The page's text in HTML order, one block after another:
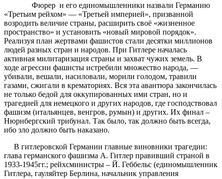
Фюрер и его единомышленники назвали Германию
«Третьим рейхом» — «Третьей империей», призванной
возродить величие страны, расширить своё «жизненное
пространство» и установить «новый мировой порядок».
Реализуя план жертвами фашистов стали десятки миллионов
людей разных стран и народов. При Гитлере началась
активная милитаризация страны и захват чужих земель. В
ходе агрессии фашисты истребили множество народа, —
убивали, вешали, насиловали, морили голодом, травили
газами, сжигали в крематориях. Вся эта авантюра закончилась
не только бедой для оккупированных ими стран, но и
трагедией для немецкого и других народов, где господствовал
фашизм (итальянцев, венгров, румын) и других. Их финал –
Нюрнбергский трибунал. Так было, так должно быть всегда,
ибо зло должно быть наказано.
В гитлеровской Германии главные виновники трагедии:
глава германского фашизма А. Гитлер правивший страной в
1933-1945гг.; рейхсминистры – Й. Геббельс (единомышленник
Гитлера, гауляйтер Берлина, начальник управления